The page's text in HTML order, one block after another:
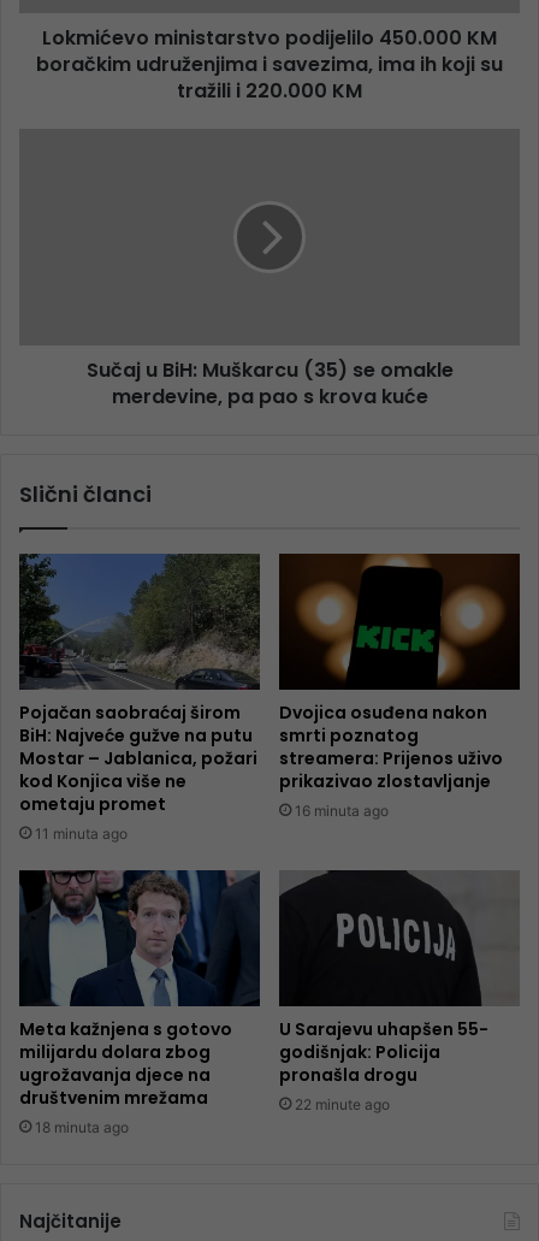
Lokmićevo ministarstvo podijelilo 450.000 KM
boračkim udruženjima i savezima, ima ih koji su
tražili i 220.000 KM
Sučaj u BiH: Muškarcu (35) se omakle
merdevine, pa pao s krova kuće
Slični članci
Pojačan saobraćaj širom
BiH: Najveće gužve na putu
Mostar – Jablanica, požari
kod Konjica više ne
ometaju promet
11 minuta ago
Dvojica osuđena nakon
smrti poznatog
streamera: Prijenos uživo
prikazivao zlostavljanje
16 minuta ago
Meta kažnjena s gotovo
milijardu dolara zbog
ugrožavanja djece na
društvenim mrežama
18 minuta ago
U Sarajevu uhapšen 55-
godišnjak: Policija
pronašla drogu
22 minute ago
Najčitanije